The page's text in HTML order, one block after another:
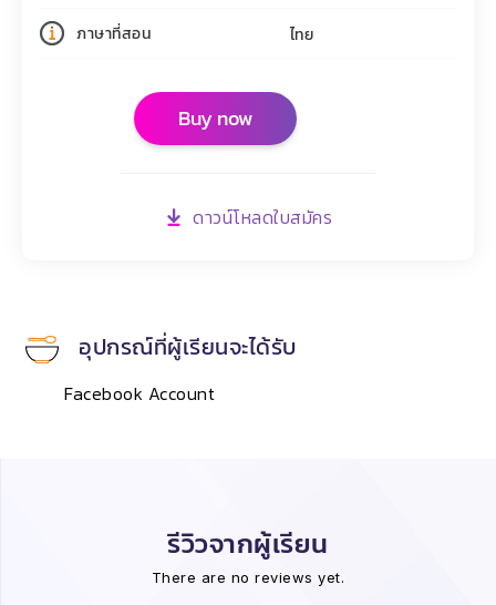
ภาษาที่สอน ไทย
Buy now
ดาวน์โหลดใบสมัคร
อุปกรณ์ที่ผู้เรียนจะได้รับ
Facebook Account
รีวิวจากผู้เรียน
There are no reviews yet.